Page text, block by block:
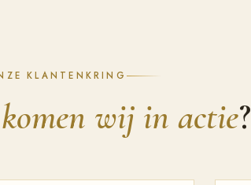
KLANTENKRING
komen wij in actie?